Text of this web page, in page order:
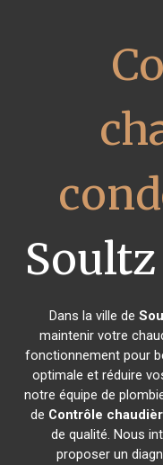
Dans la ville de
maintenir votre
fonctionnement pour
optimale et réduire
notre équipe de
de Contrôle
de qualité. Nous
proposer un